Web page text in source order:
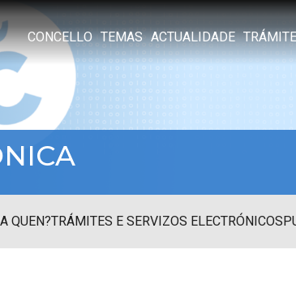
CONCELLO TEMAS ACTUALIDADE
QUEN?TRÁMITES E SERVIZOS ELECTRÓNICOS